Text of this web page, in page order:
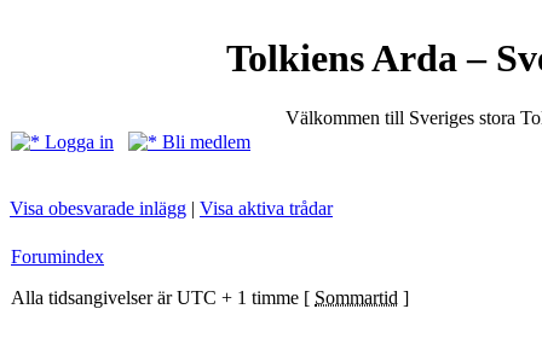
Tolkiens Arda –
Välkommen till Sveriges stora
Logga in
Bli medlem
Visa obesvarade inlägg | Visa aktiva trådar
Forumindex
Alla tidsangivelser är UTC + 1 timme [ Sommartid ]